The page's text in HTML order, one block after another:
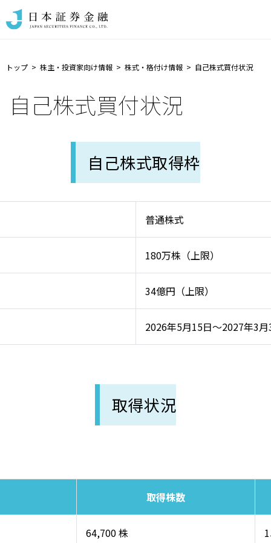
トップ 株主・投資家向け情報 株式・格付け情報 自己株式買付状況
自己株式買付状況
自己株式取得枠
普通株式
180万株（上限）
34億円（上限）
2026年5月15日～2027年3
取得状況
取得株数
64,700 株